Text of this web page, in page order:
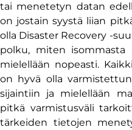
tai menetetyn datan
on jostain syystä liian
olla Disaster Recovery -
polku, miten isommasta
mielellään nopeasti.
on hyvä olla
sijaintiin ja mielellään
pitkä varmistusväli
tärkeiden tietojen